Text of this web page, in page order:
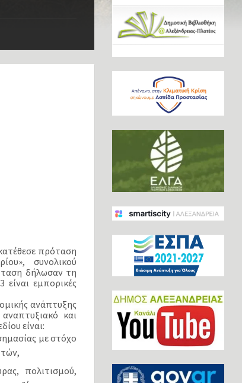
πρόταση
συνολικού
δήλωσαν τη
είναι εμπορικές
ανάπτυξης
και
είναι:
με στόχο
πολιτισμού,